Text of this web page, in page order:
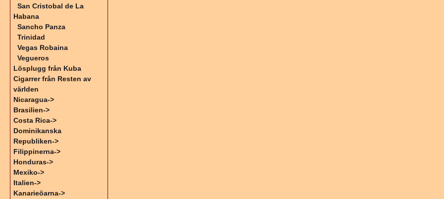
San Cristobal de La
Habana
Sancho Panza
Trinidad
Vegas Robaina
Vegueros
Lösplugg från Kuba
Cigarrer från Resten av
världen
Nicaragua->
Brasilien->
Costa Rica->
Dominikanska
Republiken->
Filippinerna->
Honduras->
Mexiko->
Italien->
Kanarieöarna->